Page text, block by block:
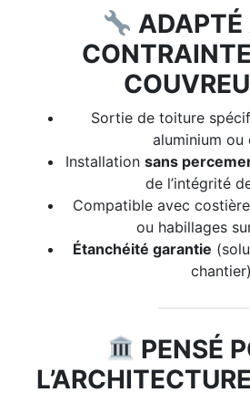
ADAPTÉ
Sortie de toiture
aluminium ou
Installationsans
de l’intégrité
Compatible avec
ou habillages
Étanchéité garantie
chantier)
PENSÉ